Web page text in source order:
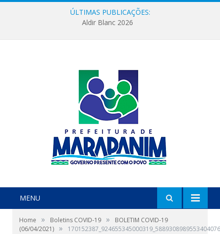
ÚLTIMAS PUBLICAÇÕES:
Aldir Blanc 2026
MENU
Home » Boletins COVID-19 »
BOLETIM COVID-19
(06/04/2021) »